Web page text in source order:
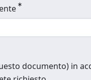
documento) in